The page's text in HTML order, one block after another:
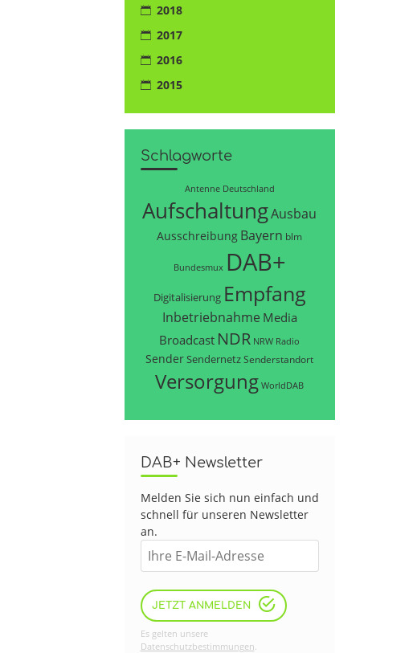
2018
2017
2016
2015
Schlagworte
Antenne Deutschland
AufschaltungAusbau
Ausschreibung Bayern blm
Bundesmux DAB+
Digitalisierung Empfang
Inbetriebnahme Media
Broadcast NDR NRW Radio
SenderSendernetzSenderstandort
Versorgung WorldDAB
DAB+ Newsletter
Melden Sie sich nun einfach und
schnell für unseren Newsletter
an.
JETZT ANMELDEN
Es gelten unsere
Datenschutzbestimmungen